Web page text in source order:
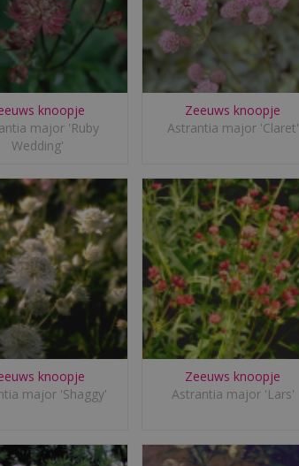
knoopje
major 'Ruby
Wedding'
Zeeuws knoopje
Astrantia major 'Claret'
knoopje
major 'Shaggy'
Zeeuws knoopje
Astrantia major 'Lars'